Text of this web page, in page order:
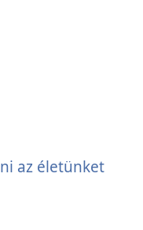
az életünket